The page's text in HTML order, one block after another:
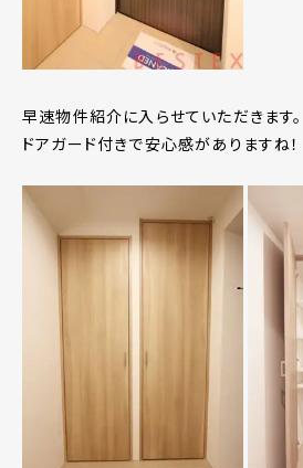
早速物件紹介に入らせていただきます。
ドアガード付きで安心感がありますね！